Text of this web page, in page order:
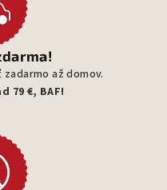
až domov.
79 €, BAF!